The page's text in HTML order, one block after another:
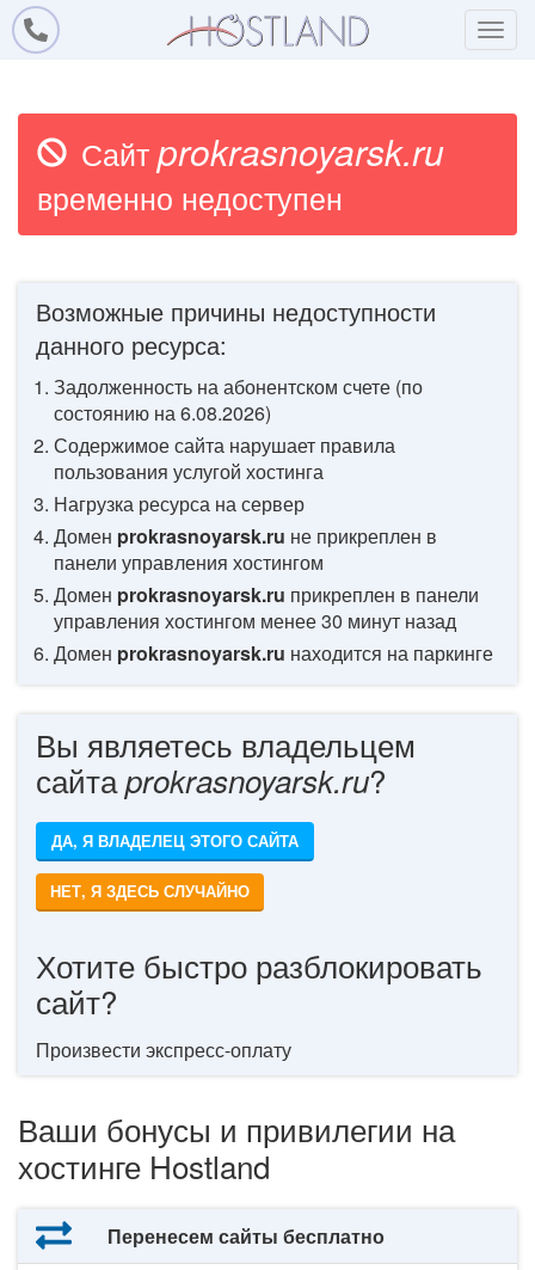
Сайтprokrasnoyarsk.ru
временно недоступен
Возможные причины недоступности
данного ресурса:
Задолженность на абонентском счете (по
состоянию на6.08.2026)
Содержимое сайта нарушает правила
пользования услугой хостинга
Нагрузка ресурса на сервер
Домен prokrasnoyarsk.ru не прикреплен в
панели управления хостингом
Домен prokrasnoyarsk.ru прикреплен в панели
управления хостингом менее 30 минут назад
Домен prokrasnoyarsk.ru находится на паркинге
Вы являетесь владельцем
сайтаprokrasnoyarsk.ru?
ДА, Я ВЛАДЕЛЕЦ ЭТОГО САЙТА
НЕТ, Я ЗДЕСЬ СЛУЧАЙНО
Хотите быстро разблокировать
сайт?
Произвести экспресс-оплату
Ваши бонусы и привилегии на
хостинге Hostland
Перенесем сайты бесплатно